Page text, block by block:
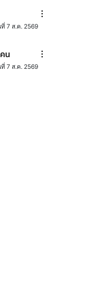
7 ส.ค. 2569
น
7 ส.ค. 2569